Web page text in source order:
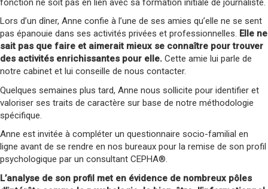
Lors d’un dîner, Anne confie à l’une de ses amies qu’elle ne se sent
pas épanouie dans ses activités privées et professionnelles. Elle ne
sait pas que faire et aimerait mieux se connaître pour trouver
des activités enrichissantes pour elle. Cette amie lui parle de
notre cabinet et lui conseille de nous contacter.
Quelques semaines plus tard, Anne nous sollicite pour identifier et
valoriser ses traits de caractère sur base de notre méthodologie
spécifique.
Anne est invitée à compléter un questionnaire socio-familial en
ligne avant de se rendre en nos bureaux pour la remise de son profil
psychologique par un consultant CEPHA®.
L’analyse de son profil met en évidence de nombreux pôles